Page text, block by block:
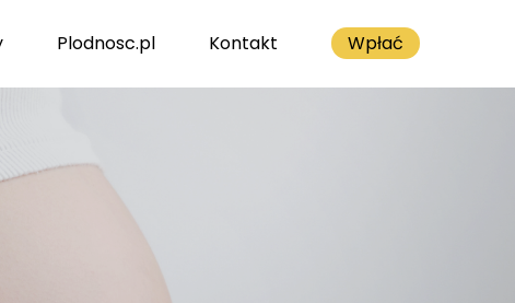
Plodnosc.pl Kontakt Wpłać